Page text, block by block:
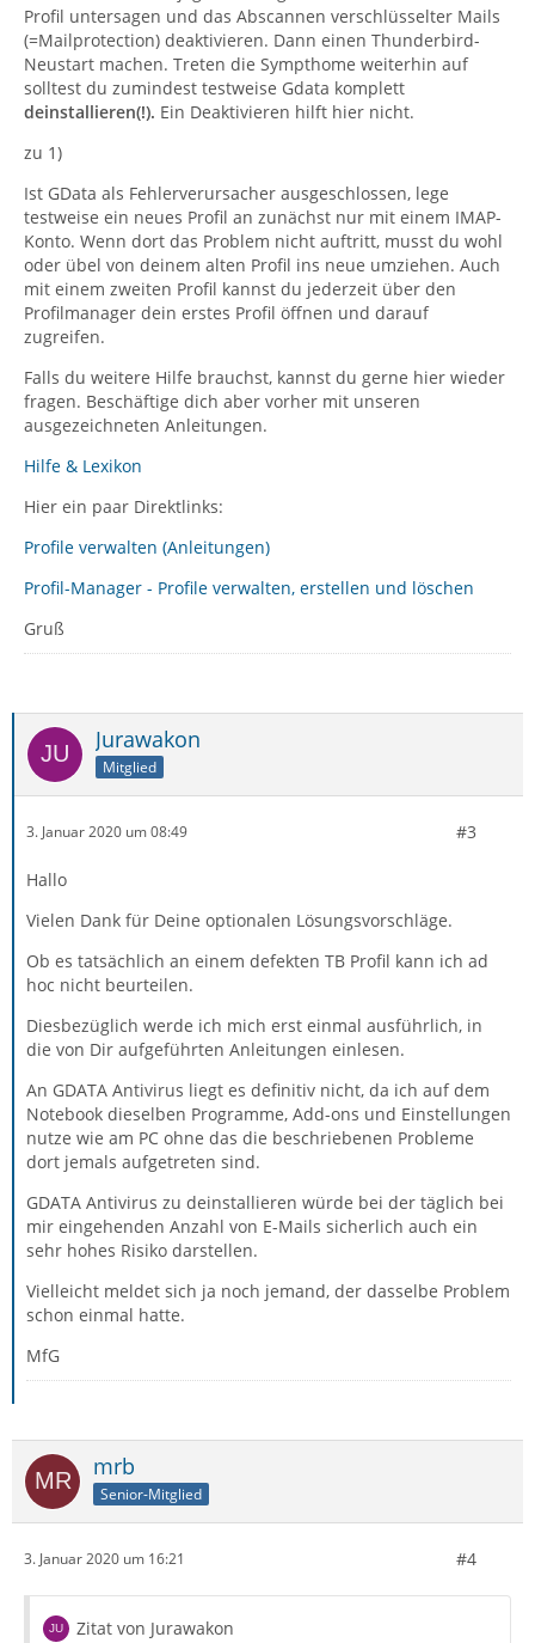
Profil untersagen und das Abscannen verschlüsselter Mails
(=Mailprotection) deaktivieren. Dann einen Thunderbird-
Neustart machen. Treten die Sympthome weiterhin auf
solltest du zumindest testweise Gdata komplett
deinstallieren(!). Ein Deaktivieren hilft hier nicht.
zu 1)
Ist GData als Fehlerverursacher ausgeschlossen, lege
testweise ein neues Profil an zunächst nur mit einem IMAP-
Konto. Wenn dort das Problem nicht auftritt, musst du wohl
oder übel von deinem alten Profil ins neue umziehen. Auch
mit einem zweiten Profil kannst du jederzeit über den
Profilmanager dein erstes Profil öffnen und darauf
zugreifen.
Falls du weitere Hilfe brauchst, kannst du gerne hier wieder
fragen. Beschäftige dich aber vorher mit unseren
ausgezeichneten Anleitungen.
Hilfe & Lexikon
Hier ein paar Direktlinks:
Profile verwalten (Anleitungen)
Profil-Manager - Profile verwalten, erstellen und löschen
Gruß
Jurawakon
Mitglied
3. Januar 2020 um 08:49 #3
Hallo
Vielen Dank für Deine optionalen Lösungsvorschläge.
Ob es tatsächlich an einem defekten TB Profil kann ich ad
hoc nicht beurteilen.
Diesbezüglich werde ich mich erst einmal ausführlich, in
die von Dir aufgeführten Anleitungen einlesen.
An GDATA Antivirus liegt es definitiv nicht, da ich auf dem
Notebook dieselben Programme, Add-ons und Einstellungen
nutze wie am PC ohne das die beschriebenen Probleme
dort jemals aufgetreten sind.
GDATA Antivirus zu deinstallieren würde bei der täglich bei
mir eingehenden Anzahl von E-Mails sicherlich auch ein
sehr hohes Risiko darstellen.
Vielleicht meldet sich ja noch jemand, der dasselbe Problem
schon einmal hatte.
MfG
mrb
Senior-Mitglied
3. Januar 2020 um 16:21 #4
Zitat von Jurawakon